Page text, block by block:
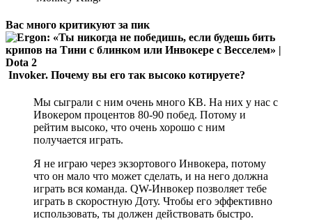
Вас много критикуют за пик
Invoker. Почему вы его так высоко котируете?
Мы сыграли с ним очень много КВ. На них у нас с
Ивокером процентов 80-90 побед. Потому и
рейтим высоко, что очень хорошо с ним
получается играть.
Я не играю через экзортового Инвокера, потому
что он мало что может сделать, и на него должна
играть вся команда. QW-Инвокер позволяет тебе
играть в скоростную Доту. Чтобы его эффективно
использовать, ты должен действовать быстро.